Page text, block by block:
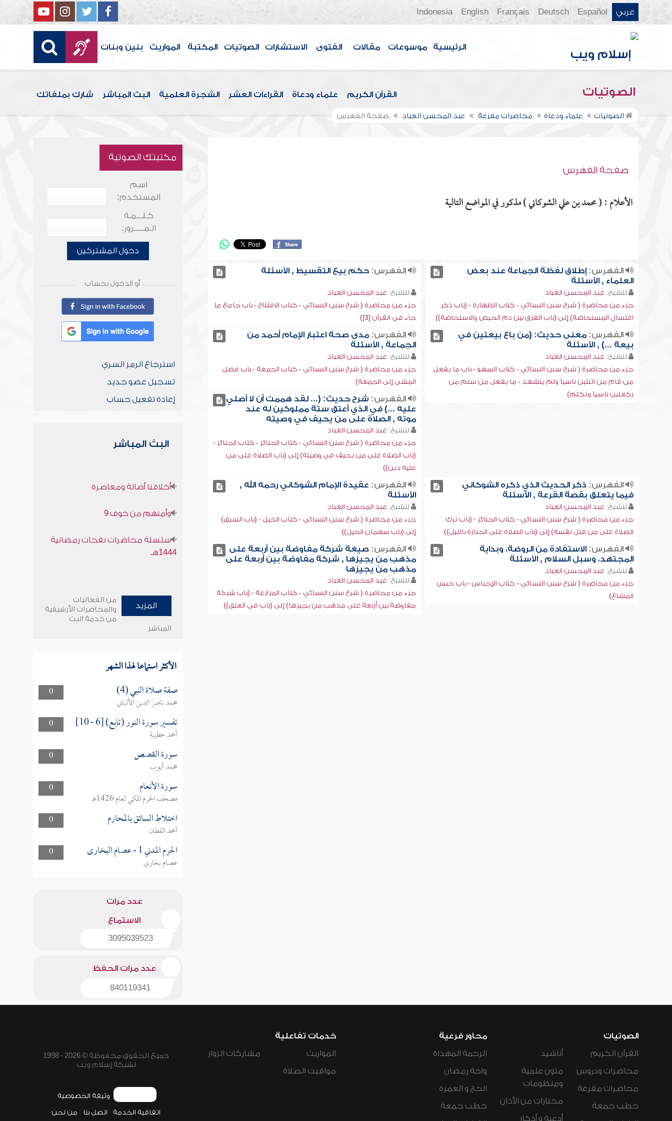
عربي Español
Deutsch
Français
English
Indonesia
الرئيسية موسوعات مقالات الفتوى الاستشارات الصوتيات المكتبة المواريث بنين وبنات
الصوتيات القرآن الكريم علماء ودعاة القراءات العشر الشجرة العلمية البث المباشر شارك بملفاتك
الصوتيات علماء ودعاة محاضرات مفرغة عبد المحسن العباد صفحة الفهرس
صفحة الفهرس
الأعلام : ( محمد بن علي الشوكاني ) مذكور في المواضع التالية
الفهرس:إطلاق لفظة الجماعة عند بعض
العلماء , الأسئلة
للشيخ: عبد المحسن العباد
جزء من محاضرة ( شرح سنن النسائي - كتاب الطهارة - (باب ذكر
اغتسال المستحاضة) إلى (باب الفرق بين دم الحيض والاستحاضة))
الفهرس: حكم بيع التقسيط , الأسئلة
للشيخ: عبد المحسن العباد
جزء من محاضرة ( شرح سنن النسائي - كتاب الافتتاح - باب جامع ما
جاء في القرآن [3])
الفهرس:معنى حديث: (من باع بيعتين في
بيعة ...) , الأسئلة
للشيخ: عبد المحسن العباد
جزء من محاضرة ( شرح سنن النسائي - كتاب السهو - باب ما يفعل
من قام من اثنتين ناسياً ولم يتشهد - ما يفعل من سلم من
ركعتين ناسياً وتكلم)
الفهرس: مدى صحة اعتبار الإمام أحمد من
الجماعة , الأسئلة
للشيخ: عبد المحسن العباد
جزء من محاضرة ( شرح سنن النسائي - كتاب الجمعة - باب فضل
المشي إلى الجمعة)
الفهرس: شرح حديث: (... لقد هممت أن لا أصلي
عليه ...) في الذي أعتق ستة مملوكين له عند
موته , الصلاة على من يحيف في وصيته
للشيخ: عبد المحسن العباد
جزء من محاضرة ( شرح سنن النسائي - كتاب الجنائز - كتاب الجنائز -
(باب الصلاة على من يحيف في وصيته) إلى (باب الصلاة على من
عليه دين))
الفهرس: ذكر الحديث الذي ذكره الشوكاني
فيما يتعلق بقصة القرعة , الأسئلة
للشيخ: عبد المحسن العباد
جزء من محاضرة ( شرح سنن النسائي - كتاب الجنائز - (باب ترك
الصلاة على من قتل نفسه) إلى (باب الصلاة على الجنازة بالليل))
الفهرس: عقيدة الإمام الشوكاني رحمه الله ,
الأسئلة
للشيخ: عبد المحسن العباد
جزء من محاضرة ( شرح سنن النسائي - كتاب الخيل - (باب السبق)
إلى (باب سهمان الخيل))
الفهرس:الاستفادة من الروضة، وبداية
المجتهد، وسبل السلام , الأسئلة
للشيخ: عبد المحسن العباد
جزء من محاضرة ( شرح سنن النسائي - كتاب الإحباس - باب حبس
المشاع)
الفهرس: صيغة شركة مفاوضة بين أربعة على
مذهب من يجيزها , شركة مفاوضة بين أربعة على
مذهب من يجيزها
للشيخ: عبد المحسن العباد
جزء من محاضرة ( شرح سنن النسائي - كتاب المزارعة - (باب شركة
مفاوضة بين أربعة على مذهب من يجيزها) إلى (باب في العتق))
مكتبتك الصوتية
اسم
المستخدم:
كـلـــمـة
الـمـــــرور:
دخول المشتركين
أو الدخول بحساب
استرجاع الرمز السري
تسجيل عضو جديد
إعادة تفعيل حساب
البث المباشر
أخلاقنا أصالة ومعاصرة
وأمنهم من خوف 9
سلسلة محاضرات نفحات رمضانية
1444هـ
المزيد
من الفعاليات
والمحاضرات الأرشيفية
من خدمة البث
المباشر
الأكثر استماعا لهذا الشهر
0 صفة صلاة النبي (4)
محمد ناصر الدين الألباني
0
تفسير سورة النور (تابع) [6 - 10]
أحمد حطيبة
0
سورة القصص
محمد أيوب
0
سورة الأنعام
مصحف الحرم المكي لعام 1426هـ
0
اختلاط السائق بالمحارم
أحمد القطان
0
الحرم المدني 1 - عصام البخارى
عصام بخاري
عدد مرات
الاستماع
3095039523
عدد مرات الحفظ
840119341
الصوتيات
القرآن الكريم
محاضرات ودروس
محاضرات مفرغة
خطب جمعة
أناشيد
متون علمية
ومنظومات
مختارات من الأذان
أدعية و أذكار
محاور فرعية
الرحمة المهداة
واحة رمضان
الحج و العمرة
خطب جمعة
خدمات تفاعلية
المواريث
مواقيت الصلاة
مشاركات الزوار
جميع الحقوق محفوظة © 2026 - 1998
لشبكة إسلام ويب
وثيقة الخصوصية
اتفاقية الخدمة اتصل بنا من نحن